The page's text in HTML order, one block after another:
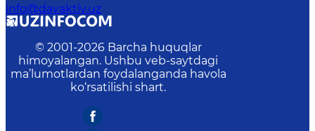
info@davaktiv.uz
© 2001-2026 Barcha huquqlar
himoyalangan. Ushbu veb-saytdagi
ma’lumotlardan foydalanganda havola
ko‘rsatilishi shart.